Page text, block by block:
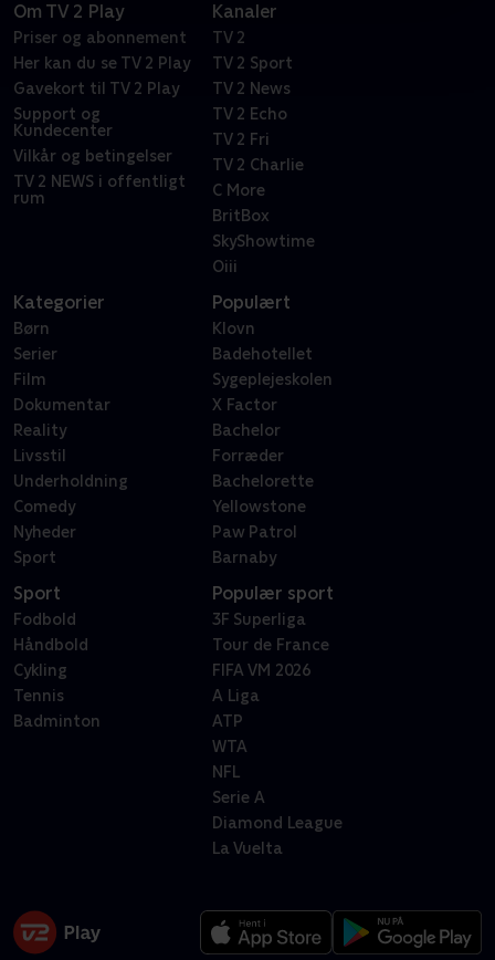
Om TV 2 Play
Priser og abonnement
Her kan du se TV 2 Play
Gavekort til TV 2 Play
Support og
Kundecenter
Vilkår og betingelser
TV 2 NEWS i offentligt
rum
Kanaler
TV 2
TV 2 Sport
TV 2 News
TV 2 Echo
TV 2 Fri
TV 2 Charlie
C More
BritBox
SkyShowtime
Oiii
Kategorier
Børn
Serier
Film
Dokumentar
Reality
Livsstil
Underholdning
Comedy
Nyheder
Sport
Populært
Klovn
Badehotellet
Sygeplejeskolen
X Factor
Bachelor
Forræder
Bachelorette
Yellowstone
Paw Patrol
Barnaby
Sport
Fodbold
Håndbold
Cykling
Tennis
Badminton
Populær sport
3F Superliga
Tour de France
FIFA VM 2026
A Liga
ATP
WTA
NFL
Serie A
Diamond League
La Vuelta